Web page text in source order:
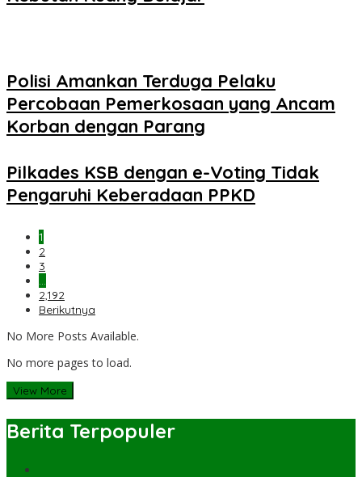
Polisi Amankan Terduga Pelaku
Percobaan Pemerkosaan yang Ancam
Korban dengan Parang
Pilkades KSB dengan e-Voting Tidak
Pengaruhi Keberadaan PPKD
1
2
3
…
2,192
Berikutnya
No More Posts Available.
No more pages to load.
View More
Berita Terpopuler